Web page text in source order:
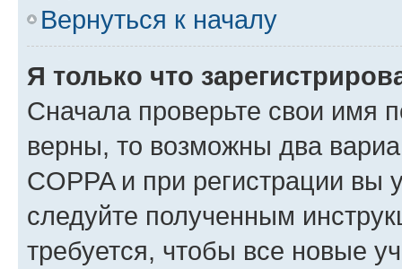
Вернуться к началу
Я только что
Сначала проверьте свои имя
верны, то возможны два
COPPA и при регистрации вы
следуйте полученным
требуется, чтобы все новые